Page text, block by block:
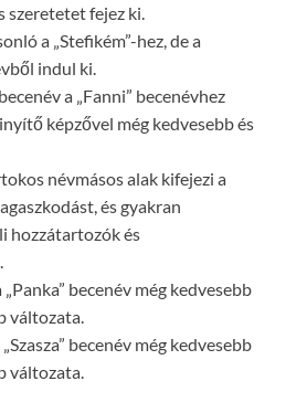
szeretetet fejez ki.
a „Stefikém”-hez, de a
indul ki.
a „Fanni” becenévhez
képzővel még kedvesebb és
névmásos alak kifejezi a
és gyakran
hozzátartozók és
„Panka” becenév még kedvesebb
változata.
„Szasza” becenév még kedvesebb
változata.